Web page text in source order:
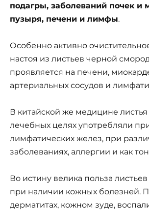
подагры, заболеваний по­чек и
пузыря, печени и лимфы.
Особенно активно
настоя из листьев черной
проявляется на печени,
артериальных сосудов и
В китайской же медицине
лечебных целях употребляли
лимфатических желез, при
заболеваниях, аллергии и как
Во истину велика польза
при наличии кожных болезней.
дерматитах, кожном зуде,